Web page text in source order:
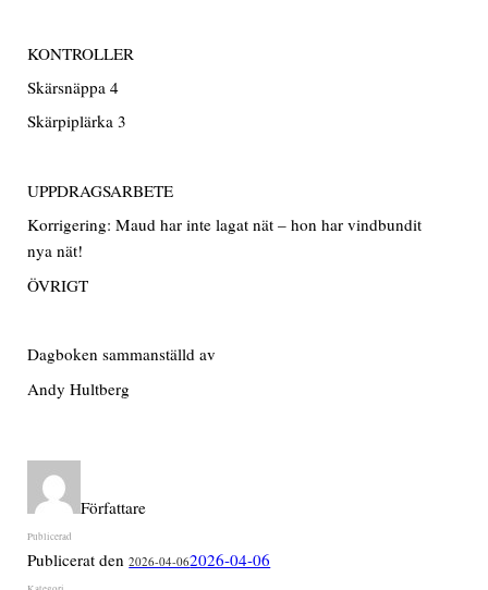
KONTROLLER
Skärsnäppa 4
Skärpiplärka 3
UPPDRAGSARBETE
Korrigering: Maud har inte lagat nät – hon har vindbundit
nya nät!
ÖVRIGT
Dagboken sammanställd av
Andy Hultberg
Författare
Publicerat den2026-04-062026-04-06